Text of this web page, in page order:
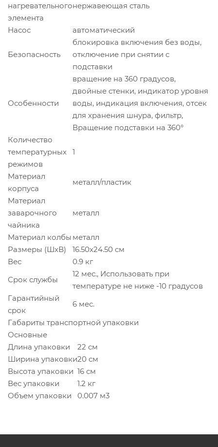
нагревательного
элемента
нержавеющая сталь
Насос автоматический
Безопасность
блокировка включения без воды,
отключение при снятии с
подставки
Особенности
вращение на 360 градусов,
двойные стенки, индикатор уровня
воды, индикация включения, отсек
для хранения шнура, фильтр,
Вращение подставки на 360°
Количество
температурных
режимов
1
Материал
корпуса
металл/пластик
Материал
заварочного
чайника
металл
Материал колбы металл
Размеры (ШхВ)
16.50х24.50 см
Вес
0.9 кг
Срок службы
12 мес., Использовать при
температуре не ниже -10 градусов
Гарантийный
срок
6 мес.
Габариты транспортной упаковки
Основные
Длина упаковки
22 см
Ширина упаковки20 см
Высота упаковки 16 см
Вес упаковки
1.2 кг
Объем упаковки
0.007 м3